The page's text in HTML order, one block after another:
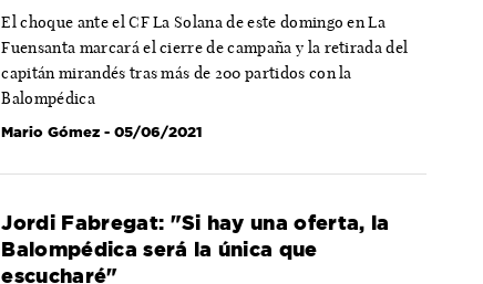
El choque ante el CF La Solana de este domingo en La
Fuensanta marcará el cierre de campaña y la retirada del
capitán mirandés tras más de 200 partidos con la
Balompédica
Mario Gómez - 05/06/2021
Jordi Fabregat: "Si hay una oferta, la
Balompédica será la única que
escucharé"